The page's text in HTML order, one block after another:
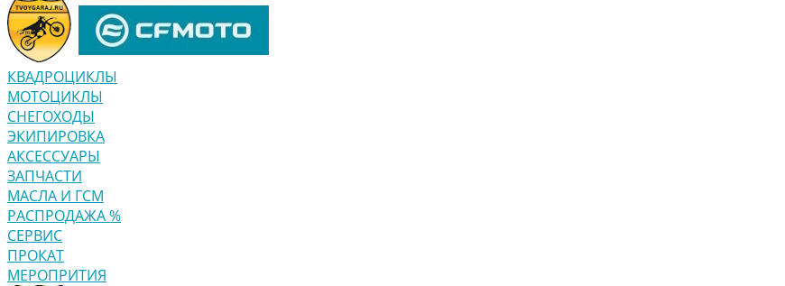
КВАДРОЦИКЛЫ
МОТОЦИКЛЫ
СНЕГОХОДЫ
ЭКИПИРОВКА
АКСЕССУАРЫ
ЗАПЧАСТИ
МАСЛА И ГСМ
РАСПРОДАЖА %
СЕРВИС
ПРОКАТ
МЕРОПРИТИЯ